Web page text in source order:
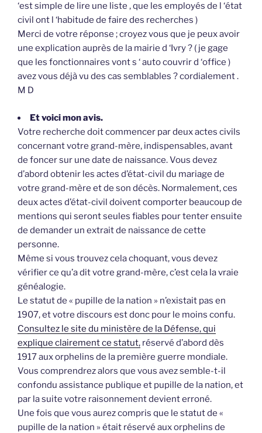
‘est simple de lire une liste , que les employés de l ‘état
civil ont l ‘habitude de faire des recherches )
Merci de votre réponse ; croyez vous que je peux avoir
une explication auprès de la mairie d ‘Ivry ? ( je gage
que les fonctionnaires vont s ‘ auto couvrir d ‘office )
avez vous déjà vu des cas semblables ? cordialement .
M D
Et voici mon avis.
Votre recherche doit commencer par deux actes civils
concernant votre grand-mère, indispensables, avant
de foncer sur une date de naissance. Vous devez
d’abord obtenir les actes d’état-civil du mariage de
votre grand-mère et de son décès. Normalement, ces
deux actes d’état-civil doivent comporter beaucoup de
mentions qui seront seules fiables pour tenter ensuite
de demander un extrait de naissance de cette
personne.
Même si vous trouvez cela choquant, vous devez
vérifier ce qu’a dit votre grand-mère, c’est cela la vraie
généalogie.
Le statut de « pupille de la nation » n’existait pas en
1907, et votre discours est donc pour le moins confu.
Consultez le site du ministère de la Défense, qui
explique clairement ce statut, réservé d’abord dès
1917 aux orphelins de la première guerre mondiale.
Vous comprendrez alors que vous avez semble-t-il
confondu assistance publique et pupille de la nation, et
par la suite votre raisonnement devient erroné.
Une fois que vous aurez compris que le statut de «
pupille de la nation » était réservé aux orphelins de